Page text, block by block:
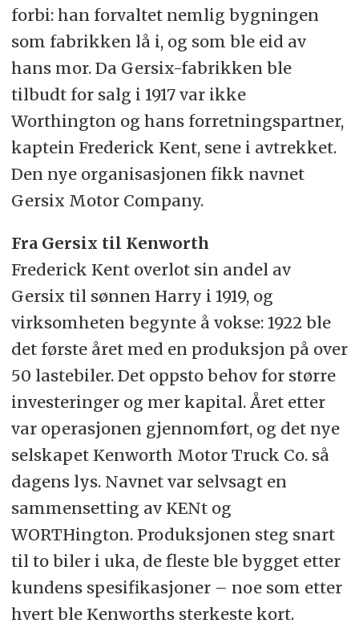
forbi: han forvaltet nemlig bygningen
som fabrikken lå i, og som ble eid av
hans mor. Da Gersix-fabrikken ble
tilbudt for salg i 1917 var ikke
Worthington og hans forretningspartner,
kaptein Frederick Kent, sene i avtrekket.
Den nye organisasjonen fikk navnet
Gersix Motor Company.
Fra Gersix til Kenworth
Frederick Kent overlot sin andel av
Gersix til sønnen Harry i 1919, og
virksomheten begynte å vokse: 1922 ble
det første året med en produksjon på over
50 lastebiler. Det oppsto behov for større
investeringer og mer kapital. Året etter
var operasjonen gjennomført, og det nye
selskapet Kenworth Motor Truck Co. så
dagens lys. Navnet var selvsagt en
sammensetting av KENt og
WORTHington. Produksjonen steg snart
til to biler i uka, de fleste ble bygget etter
kundens spesifikasjoner – noe som etter
hvert ble Kenworths sterkeste kort.